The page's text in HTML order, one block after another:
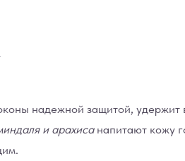
надежной защитой, удержит
и арахисанапитают кожу